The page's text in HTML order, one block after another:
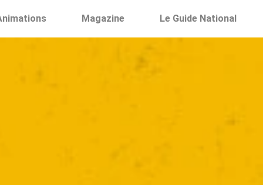
Magazine Le Guide National